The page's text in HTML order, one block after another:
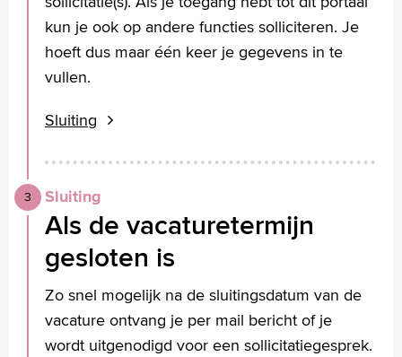
kun je ook op andere functies solliciteren. Je
hoeft dus maar één keer je gegevens in te
vullen.
Sluiting
Sluiting
Als de vacaturetermijn
gesloten is
Zo snel mogelijk na de sluitingsdatum van de
vacature ontvang je per mail bericht of je
wordt uitgenodigd voor een sollicitatiegesprek.